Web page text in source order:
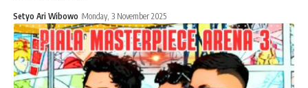
Setyo Ari Wibowo Monday, 3 November 2025